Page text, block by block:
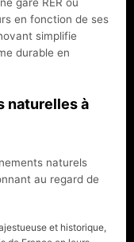
en fonction de ses
simplifie
durable en
naturelles à
naturels
au regard de
et historique,